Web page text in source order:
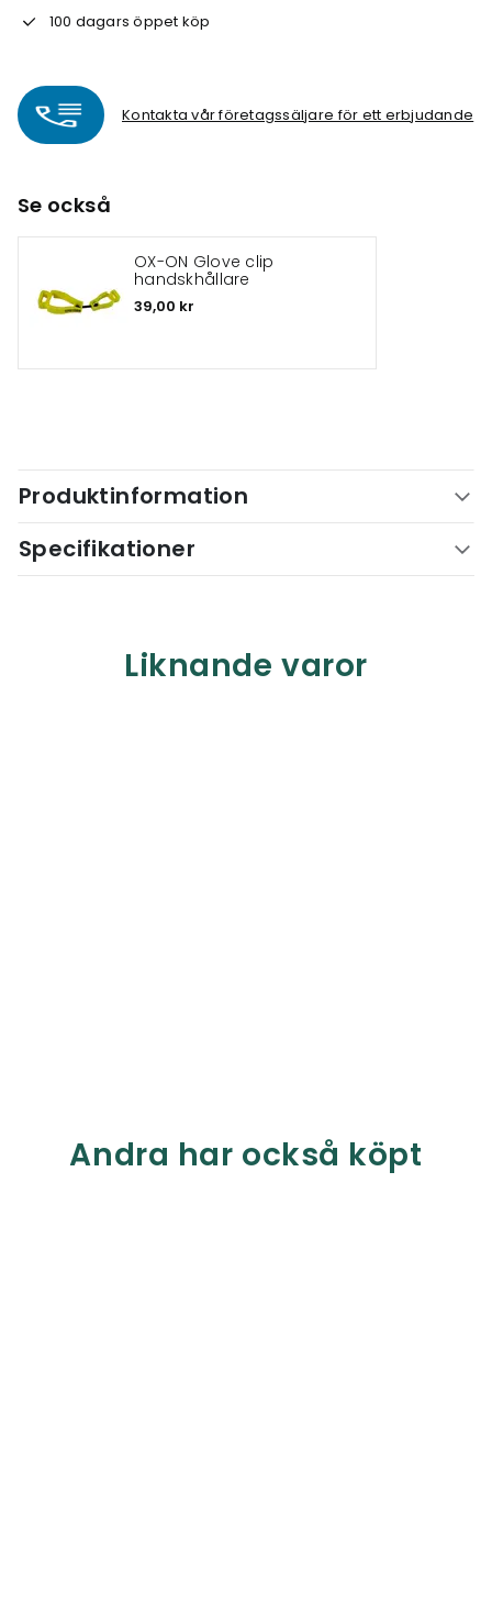
100 dagars öppet köp
Kontakta vår företagssäljare för ett erbjudande
Se också
OX-ON Glove clip
handskhållare
39,00 kr
Produktinformation
Specifikationer
Liknande varor
Andra har också köpt